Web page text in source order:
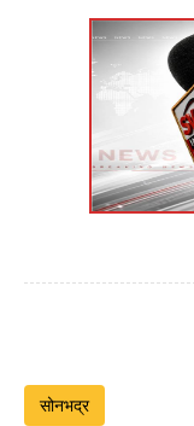
सोनभद्र